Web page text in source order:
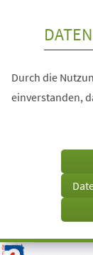
Visuelle
Durch die
einverstanden,